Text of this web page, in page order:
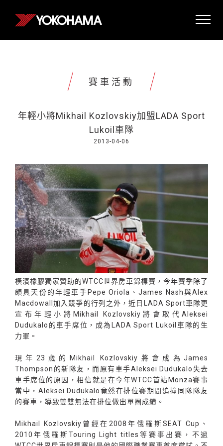
賽車活動
年輕小將Mikhail Kozlovskiy加盟LADA Sport
Lukoil車隊
2013-04-06
橫濱橡膠獨家贊助的WTCC世界房車錦標賽，今年賽季除了
頗具天份的年輕車手Pepe Oriola、James Nash與Alex
Macdowall加入競爭的行列之外，近日LADA Sport車隊更
宣布年輕小將Mikhail Kozlovskiy將會取代Aleksei
Dudukalo的車手席位，成為LADA Sport Lukoil車隊的生
力軍。
現年23歲的Mikhail Kozlovskiy將會成為James
Thompson的新隊友，而原有車手Aleksei Dudukalo失去
車手席位的原因，相信就是在今年WTCC首站Monza賽事
當中，Aleksei Dudukalo竟然在排位賽期間追撞同隊隊友
的賽車，導致雙雙無法在排位做出單圈成績。
Mikhail Kozlovskiy曾經在2008年俄羅斯SEAT Cup、
2010年俄羅斯Touring Light titles等賽事出賽，不過